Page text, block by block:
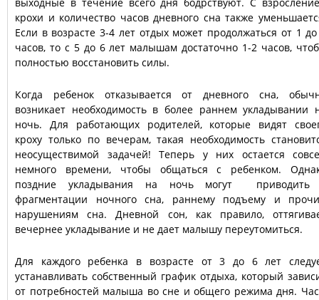
крохи и количество часов дневного сна также
Если в возрасте 3-4 лет отдых может продолжаться от 1
часов, то с 5 до 6 лет малышам достаточно 1-2 часов,
полностью восстановить силы.
Когда ребенок отказывается от дневного сна,
возникает необходимость в более раннем укладывании
ночь. Для работающих родителей, которые видят
кроху только по вечерам, такая необходимость
неосуществимой задачей! Теперь у них остается
немного времени, чтобы общаться с ребенком.
поздние укладывания на ночь могут приводить
фрагментации ночного сна, раннему подъему и
нарушениям сна. Дневной сон, как правило,
вечернее укладывание и не дает малышу переутомиться.
Для каждого ребенка в возрасте от 3 до 6 лет
устанавливать собственный график отдыха, который
от потребностей малыша во сне и общего режима дня.